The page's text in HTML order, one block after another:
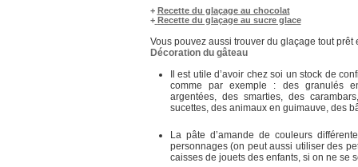
+ Recette du glaçage au chocolat
+ Recette du glaçage au sucre glace
Vous pouvez aussi trouver du glaçage tout prêt
Décoration du gâteau
Il est utile d’avoir chez soi un stock de
comme par exemple : des granulés
argentées, des smarties, des
sucettes, des animaux en guimauve, des
La pâte d’amande de couleurs
personnages (on peut aussi utiliser des
caisses de jouets des enfants, si on ne se